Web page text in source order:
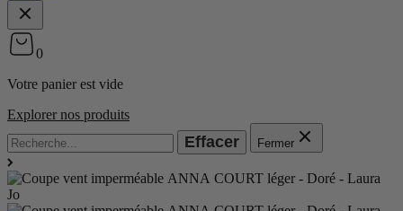
0
Votre panier est vide
Explorer nos produits
Effacer Fermer